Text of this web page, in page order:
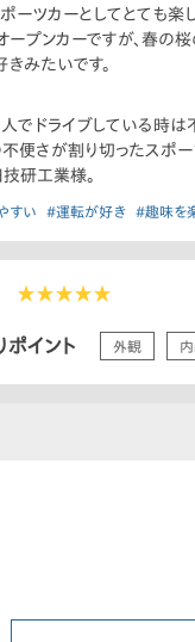
ーツカーとしてとても楽
ープンカーですが、春の
きみたいです。
でドライブしている時
不便さが割り切ったスポ
技研工業様。
すい #運転が好き #趣味を
★★★★★
ポイント 外観